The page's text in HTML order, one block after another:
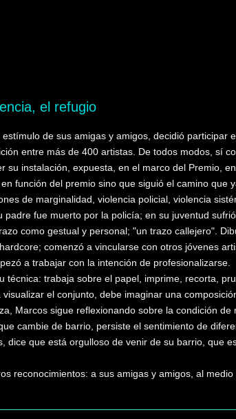
el refugio
de sus amigas y amigos, decidió
entre más de 400 artistas. De todos modos, sí
su instalación, expuesta, en el marco del Premio, en
función del premio sino que siguió el camino
de marginalidad, violencia policial, violencia
padre fue muerto por la policía; en su juventud
como gestual y personal; "un trazo callejero".
comenzó a vincularse con otros jóvenes
a trabajar con la intención de profesionalizarse.
técnica: trabaja sobre el papel, imprime, recorta,
el conjunto, debe imaginar una
Marcos sigue reflexionando sobre la condición
cambie de barrio, persiste el sentimiento de
dice que está orgulloso de venir de su barrio, que
reconocimientos: a sus amigas y amigos, al medio